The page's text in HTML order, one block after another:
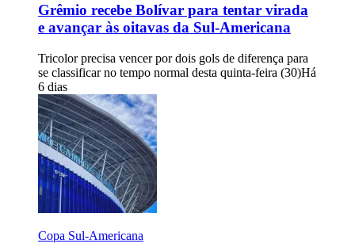
Grêmio recebe Bolívar para tentar virada
e avançar às oitavas da Sul-Americana
Tricolor precisa vencer por dois gols de diferença para
se classificar no tempo normal desta quinta-feira (30)Há
6 dias
Copa Sul-Americana